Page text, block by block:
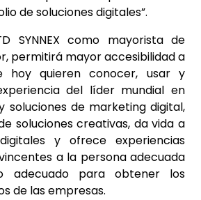
de soluciones digitales”.
SYNNEX como mayorista de
permitirá mayor accesibilidad a
hoy quieren conocer, usar y
del líder mundial en
soluciones de marketing digital,
soluciones creativas, da vida a
y ofrece experiencias
a la persona adecuada
adecuado para obtener los
de las empresas.